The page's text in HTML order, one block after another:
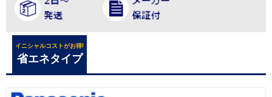
イニシャルコストがお得!
省エネタイプ